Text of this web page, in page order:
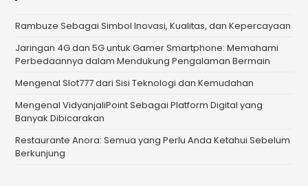
Rambuze Sebagai Simbol Inovasi, Kualitas, dan Kepercayaan
Jaringan 4G dan 5G untuk Gamer Smartphone: Memahami
Perbedaannya dalam Mendukung Pengalaman Bermain
Mengenal Slot777 dari Sisi Teknologi dan Kemudahan
Mengenal VidyanjaliPoint Sebagai Platform Digital yang
Banyak Dibicarakan
Restaurante Anora: Semua yang Perlu Anda Ketahui Sebelum
Berkunjung